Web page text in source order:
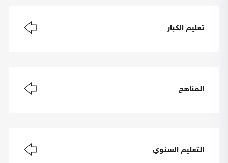
تعليم الكبار
المناهج
التعليم السنوي